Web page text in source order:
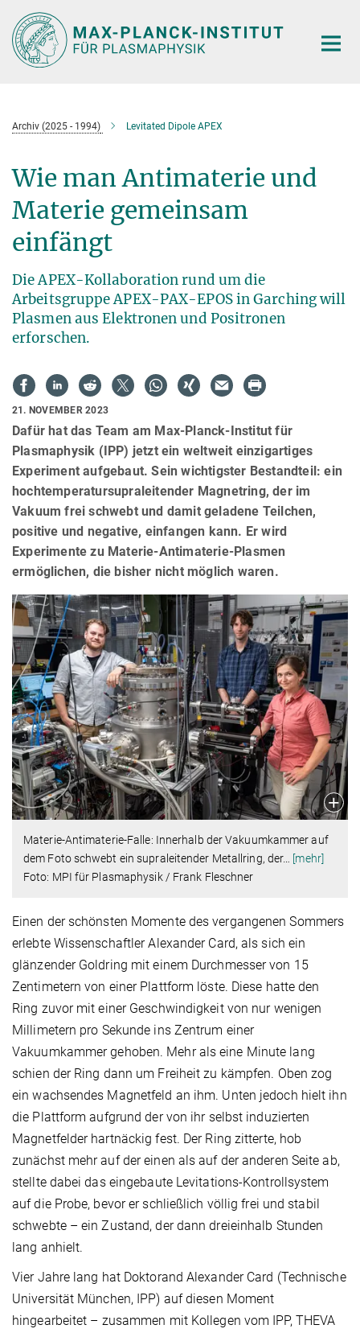
Hauptinhalt
Archiv (2025 - 1994) Levitated Dipole APEX
Wie man Antimaterie und
Materie gemeinsam
einfängt
Die APEX-Kollaboration rund um die
Arbeitsgruppe APEX-PAX-EPOS in Garching will
Plasmen aus Elektronen und Positronen
erforschen.
21. NOVEMBER 2023
Dafür hat das Team am Max-Planck-Institut für
Plasmaphysik (IPP) jetzt ein weltweit einzigartiges
Experiment aufgebaut. Sein wichtigster Bestandteil: ein
hochtemperatursupraleitender Magnetring, der im
Vakuum frei schwebt und damit geladene Teilchen,
positive und negative, einfangen kann. Er wird
Experimente zu Materie-Antimaterie-Plasmen
ermöglichen, die bisher nicht möglich waren.
Materie-Antimaterie-Falle: Innerhalb der Vakuumkammer auf
dem Foto schwebt ein supraleitender Metallring, der…
[mehr]
Foto: MPI für Plasmaphysik / Frank Fleschner
Einen der schönsten Momente des vergangenen Sommers
erlebte Wissenschaftler Alexander Card, als sich ein
glänzender Goldring mit einem Durchmesser von 15
Zentimetern von einer Plattform löste. Diese hatte den
Ring zuvor mit einer Geschwindigkeit von nur wenigen
Millimetern pro Sekunde ins Zentrum einer
Vakuumkammer gehoben. Mehr als eine Minute lang
schien der Ring dann um Freiheit zu kämpfen. Oben zog
ein wachsendes Magnetfeld an ihm. Unten jedoch hielt ihn
die Plattform aufgrund der von ihr selbst induzierten
Magnetfelder hartnäckig fest. Der Ring zitterte, hob
zunächst mehr auf der einen als auf der anderen Seite ab,
stellte dabei das eingebaute Levitations-Kontrollsystem
auf die Probe, bevor er schließlich völlig frei und stabil
schwebte – ein Zustand, der dann dreieinhalb Stunden
lang anhielt.
Vier Jahre lang hat Doktorand Alexander Card (Technische
Universität München, IPP) auf diesen Moment
hingearbeitet – zusammen mit Kollegen vom IPP, THEVA